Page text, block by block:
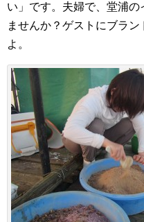
い」です。夫婦で、堂浦
ませんか？ゲストにブラ
よ。